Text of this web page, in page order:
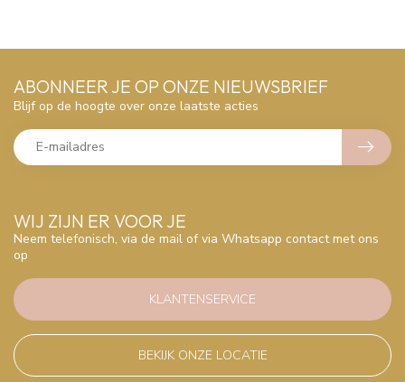
WIJ ZIJN ER VOOR JE
Neem telefonisch, via de mail of via Whatsapp contact met ons
op
KLANTENSERVICE
BEKIJK ONZE LOCATIE
ABONNEER JE OP ONZE NIEUWSBRIEF
Blijf op de hoogte over onze laatste acties